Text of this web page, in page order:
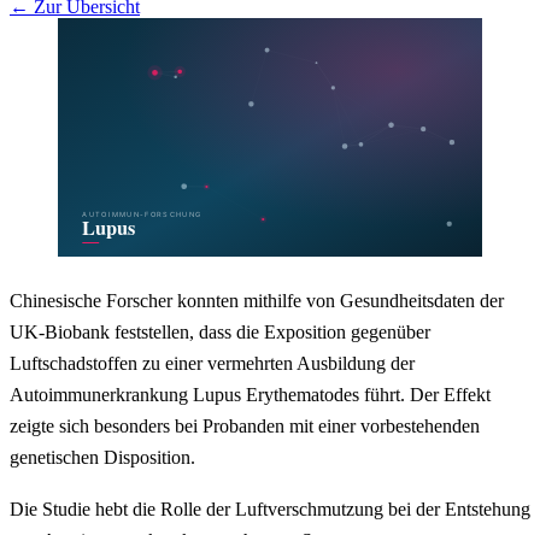
← Zur Übersicht
Chinesische Forscher konnten mithilfe von Gesundheitsdaten der
UK-Biobank feststellen, dass die Exposition gegenüber
Luftschadstoffen zu einer vermehrten Ausbildung der
Autoimmunerkrankung Lupus Erythematodes führt. Der Effekt
zeigte sich besonders bei Probanden mit einer vorbestehenden
genetischen Disposition.
Die Studie hebt die Rolle der Luftverschmutzung bei der Entstehung